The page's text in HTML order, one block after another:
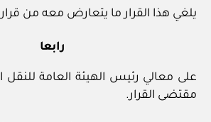
يلغي هذا القرار ما يتعارض معه من
رابعا
على معالي رئيس الهيئة العامة للنقل
مقتضى القرار.